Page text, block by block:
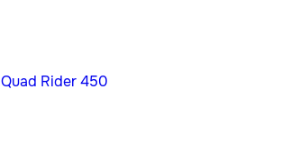
Quad Rider 450